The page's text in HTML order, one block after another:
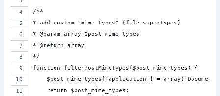
/**
* add custom "mime types" (file supertypes)
* @param array $post_mime_types
* @return array
*/
function filterPostMimeTypes($post_mime_types) {
$post_mime_types['application'] =
    return $post_mime_types;